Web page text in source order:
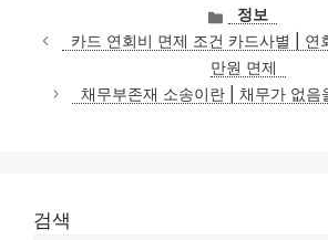
카
테
고
리
정보
카드 연회비 면제 조건 카드사별 | 연
만원 면제
채무부존재 소송이란 | 채무가 없음
검색